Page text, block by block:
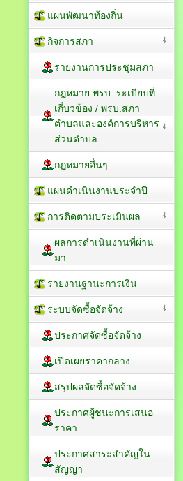
แผนพัฒนาท้องถิ่น
กิจการสภา
รายงานการประชุมสภา
กฎหมาย พรบ. ระเบียบที่
เกี่บวข้อง / พรบ.สภา
ตำบลและองค์การบริหาร
ส่วนตำบล
กฏหมายอื่นๆ
แผนดำเนินงานประจำปี
การติดตามประเมินผล
ผลการดำเนินงานที่ผ่าน
มา
รายงานฐานะการเงิน
ระบบจัดซื้อจัดจ้าง
ประกาศจัดซื้อจัดจ้าง
เปิดเผยราคากลาง
สรุปผลจัดซื้อจัดจ้าง
ประกาศผู้ชนะการเสนอ
ราคา
ประกาศสาระสำคัญใน
สัญญา